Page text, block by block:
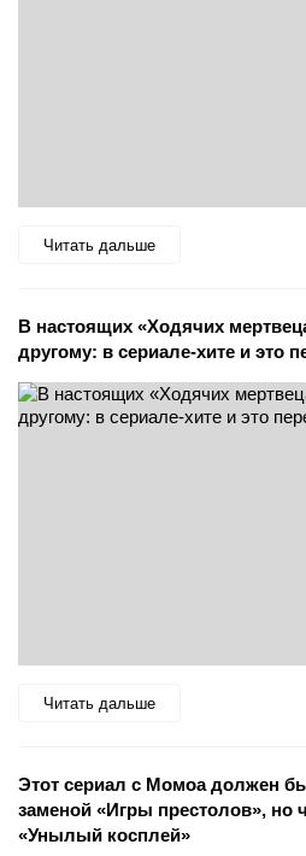
Читать дальше
В настоящих «Ходячих
другому: в сериале-хите и это
Читать дальше
Этот сериал с Момоа должен
заменой «Игры престолов», но
«Унылый косплей»